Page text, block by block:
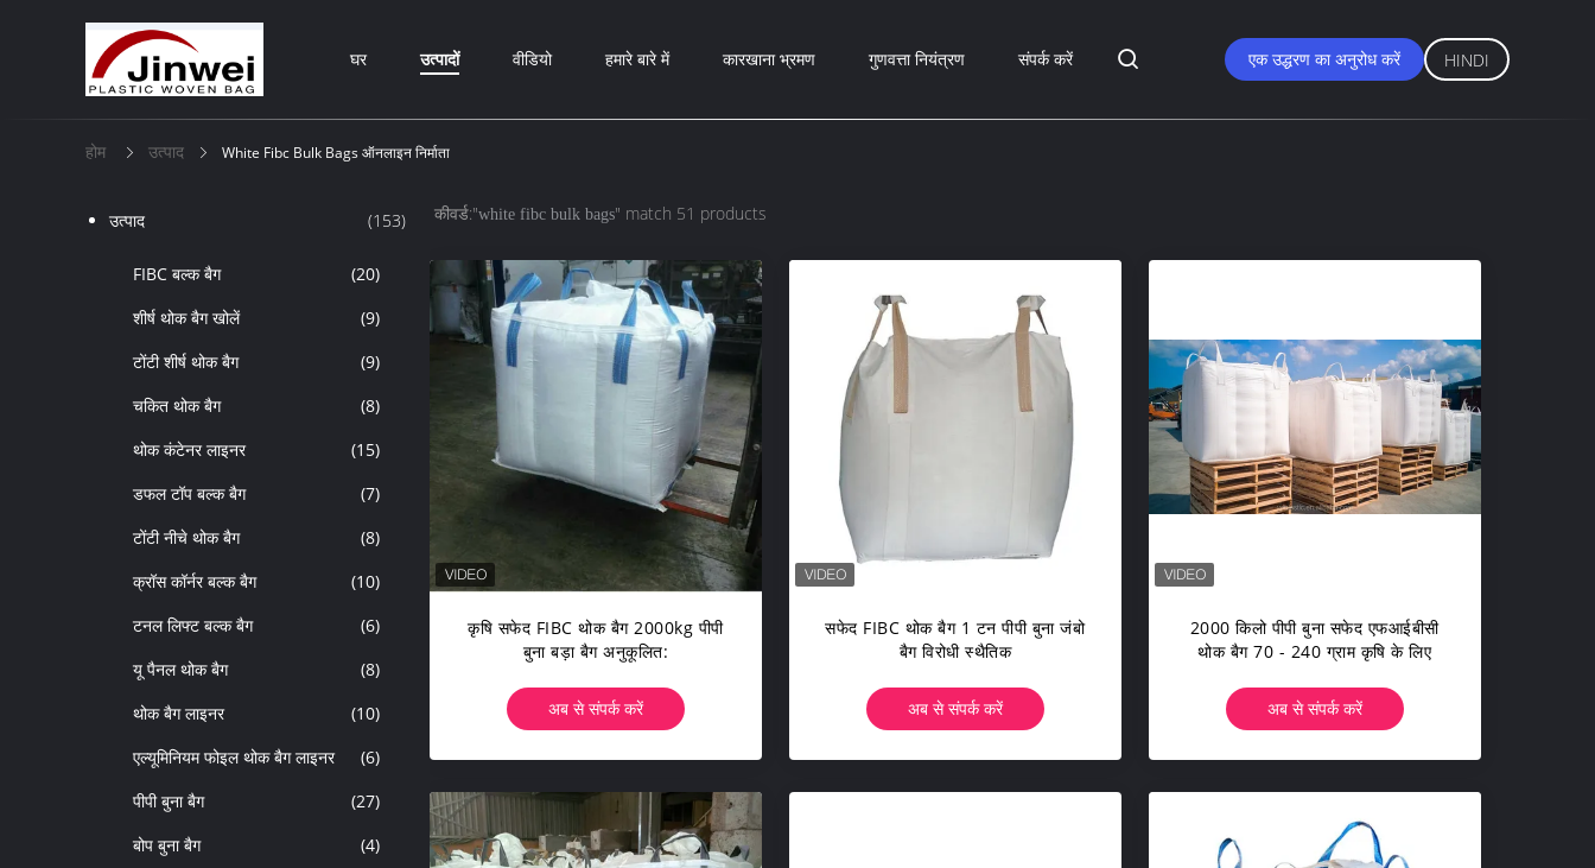
घर उत्पादों वीडियो हमारे बारे में कारखाना भ्रमण गुणवत्ता नियंत्रण संपर्क करें एक उद्धरण का अनुरोध करें HINDI
होम उत्पाद White Fibc Bulk Bags ऑनलाइन निर्माता
उत्पाद (153)
FIBC बल्क बैग
(20)
शीर्ष थोक बैग खोलें
(9)
टोंटी शीर्ष थोक बैग
(9)
चकित थोक बैग
(8)
थोक कंटेनर लाइनर
(15)
डफल टॉप बल्क बैग
(7)
टोंटी नीचे थोक बैग
(8)
क्रॉस कॉर्नर बल्क बैग
(10)
टनल लिफ्ट बल्क बैग
(6)
यू पैनल थोक बैग
(8)
थोक बैग लाइनर
(10)
एल्यूमिनियम फोइल थोक बैग लाइनर
(6)
पीपी बुना बैग
(27)
बोप बुना बैग
(4)
कीवर्ड:"white fibc bulk bags" match 51 products
कृषि सफेद FIBC थोक बैग 2000kg पीपी
बुना बड़ा बैग अनुकूलित:
अब से संपर्क करें
सफेद FIBC थोक बैग 1 टन पीपी बुना जंबो
बैग विरोधी स्थैतिक
अब से संपर्क करें
2000 किलो पीपी बुना सफेद एफआईबीसी
थोक बैग 70 - 240 ग्राम कृषि के लिए
अब से संपर्क करें